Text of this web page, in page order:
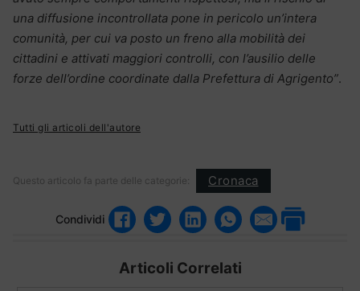
una diffusione incontrollata pone in pericolo un’intera
comunità, per cui va posto un freno alla mobilità dei
cittadini e attivati maggiori controlli, con l’ausilio delle
forze dell’ordine coordinate dalla Prefettura di Agrigento”.
Tutti gli articoli dell'autore
Questo articolo fa parte delle categorie: Cronaca
Condividi
Articoli Correlati